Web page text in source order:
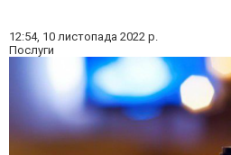
12:54, 10 листопада 2022 р.
Послуги